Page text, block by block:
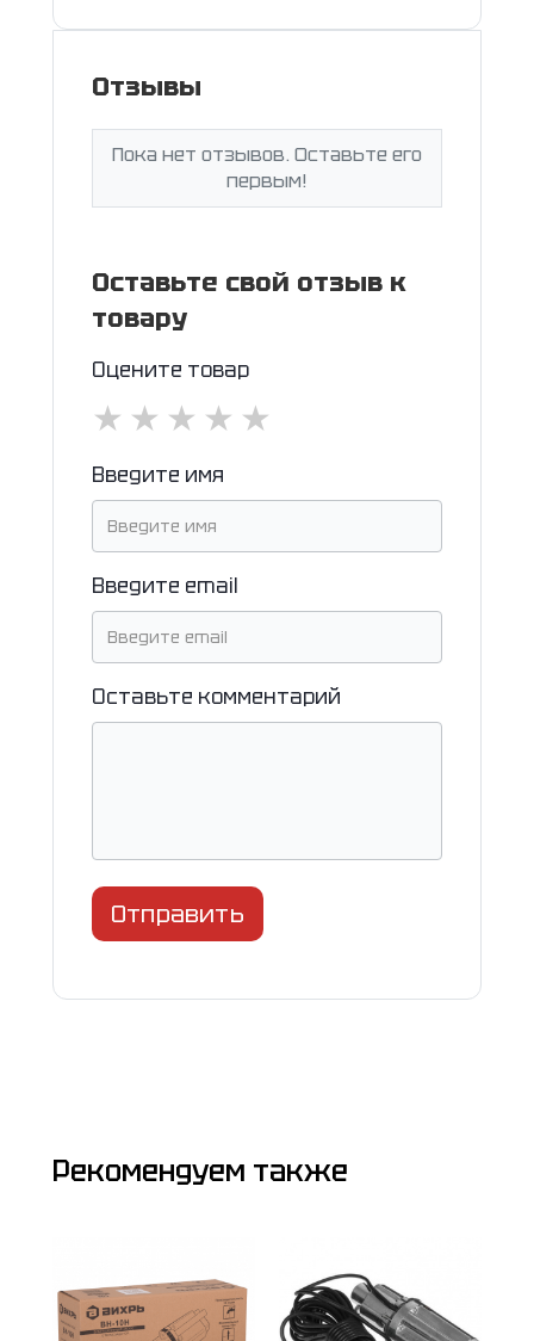
Отзывы
Пока нет отзывов. Оставьте его
первым!
Оставьте свой отзыв к
товару
Оцените товар
★
★
★
★
★
Введите имя
Введите email
Оставьте комментарий
Отправить
Рекомендуем также